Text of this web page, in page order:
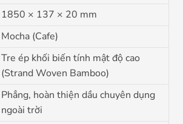
1850 × 137 × 20 mm
Mocha (Cafe)
Tre ép khối biến tính mật độ cao
(Strand Woven Bamboo)
Phẳng, hoàn thiện dầu chuyên dụng
ngoài trời